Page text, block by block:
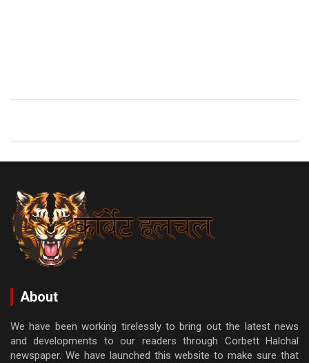
About
We have been working tirelessly to bring out the latest news
and developments to our readers through Corbett Halchal
newspaper. We have launched this website to make sure that